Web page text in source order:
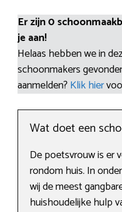
Er zijn 0
je aan!
Helaas hebben we in
schoonmakers
aanmelden? Klik hier
Wat doet een
De poetsvrouw is er
rondom huis. In
wij de meest
huishoudelijke hulp